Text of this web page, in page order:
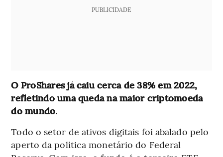
PUBLICIDADE
O ProShares já caiu cerca de 38% em 2022,
refletindo uma queda na maior criptomoeda
do mundo.
Todo o setor de ativos digitais foi abalado pelo
aperto da política monetário do Federal